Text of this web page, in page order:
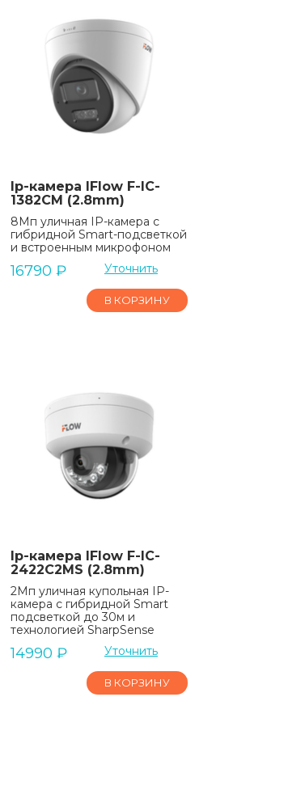
Ip-камера IFlow F-IC-
1382CM (2.8mm)
8Мп уличная IP-камера с
гибридной Smart-подсветкой
и встроенным микрофоном
16790 ₽ Уточнить
В КОРЗИНУ
Ip-камера IFlow F-IC-
2422C2MS (2.8mm)
2Мп уличная купольная IP-
камера с гибридной Smart
подсветкой до 30м и
технологией SharpSense
14990 ₽ Уточнить
В КОРЗИНУ